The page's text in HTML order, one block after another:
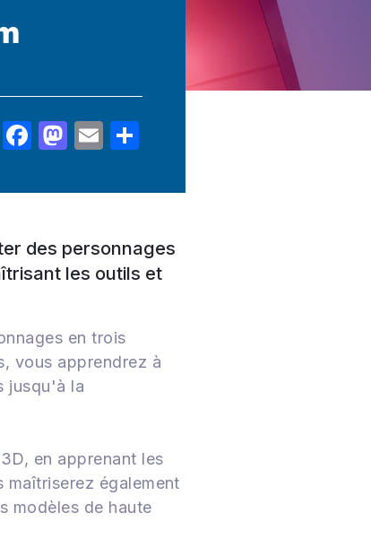
Facebook
Mastodon
Email
des personnages
les outils et
en trois
vous apprendrez à
jusqu'à la
en apprenant les
maîtriserez également
modèles de haute